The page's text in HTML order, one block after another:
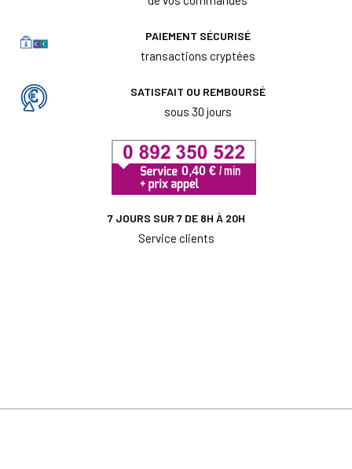
PAIEMENT SÉCURISÉ
transactions cryptées
SATISFAIT OU REMBOURSÉ
sous 30 jours
7 JOURS SUR 7 DE 8H À 20H
Service clients